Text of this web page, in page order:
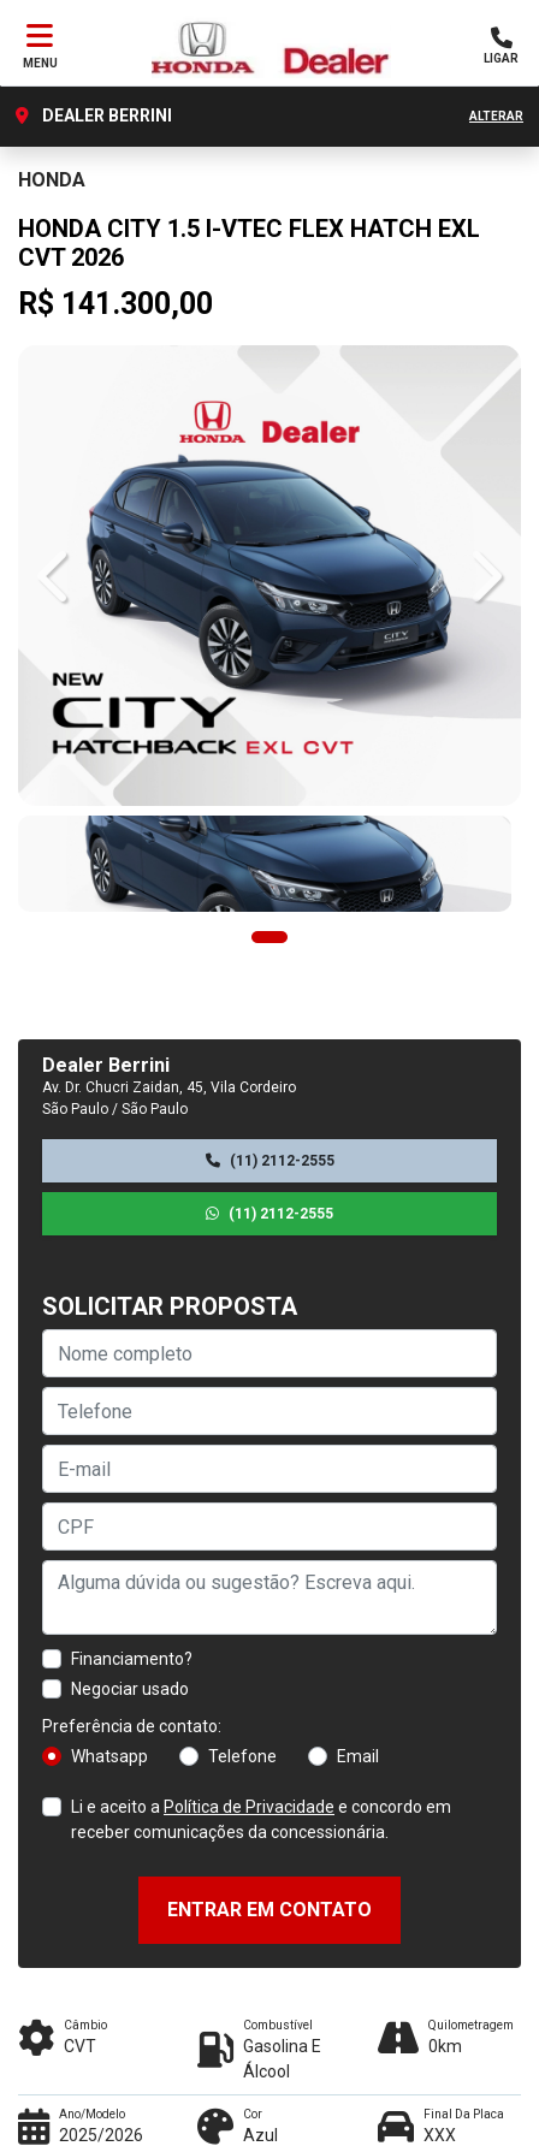
MENU LIGAR
DEALER BERRINI ALTERAR
HONDA
HONDA CITY 1.5 I-VTEC FLEX HATCH EXL
CVT 2026
R$ 141.300,00
Previous Next
Dealer Berrini
Av. Dr. Chucri Zaidan, 45, Vila Cordeiro
São Paulo / São Paulo
(11) 2112-2555
(11) 2112-2555
SOLICITAR PROPOSTA
Financiamento?
Negociar usado
Preferência de contato:
Whatsapp
Telefone Email
Li e aceito a Política de Privacidade e concordo em
receber comunicações da concessionária.
ENTRAR EM CONTATO
Câmbio
CVT
Combustível
Gasolina E
Álcool
Quilometragem
0km
Ano/Modelo
2025/2026
Cor
Azul
Final Da Placa
XXX